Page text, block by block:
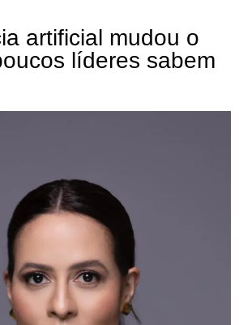
artificial mudou o
líderes sabem